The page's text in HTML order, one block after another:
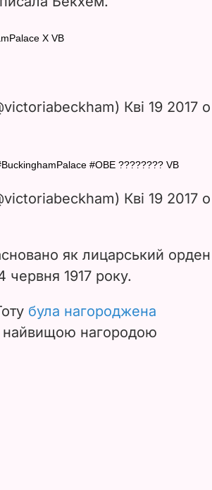
X VB
Кві 19 2017 о
#OBE ???????? VB
Кві 19 2017 о
як лицарський орден
1917 року.
була нагороджена
нагородою